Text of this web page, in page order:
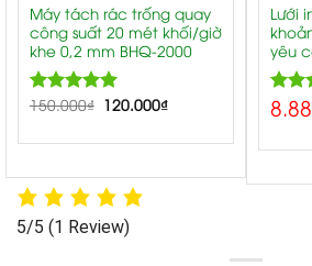
Máy tách rác trống quay
công suất 20 mét khối/giờ
khe 0,2 mm BHQ-2000
Rated5.00
150.000₫ 120.000₫
Lưới
yêu
out
5/5 (1 Review)